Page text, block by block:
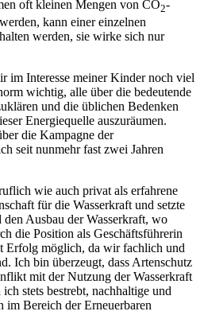
oft kleinen Mengen von CO2-
kann einer einzelnen
werden, sie wirke sich nur
im Interesse meiner Kinder noch viel
wichtig, alle über die bedeutende
und die üblichen Bedenken
Energiequelle auszuräumen.
die Kampagne der
seit nunmehr fast zwei Jahren
wie auch privat als erfahrene
für die Wasserkraft und setzte
Ausbau der Wasserkraft, wo
die Position als Geschäftsführerin
Erfolg möglich, da wir fachlich und
Ich bin überzeugt, dass Artenschutz
mit der Nutzung der Wasserkraft
stets bestrebt, nachhaltige und
Bereich der Erneuerbaren